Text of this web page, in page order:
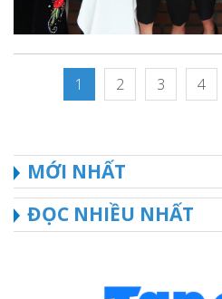
1 2 3 4
MỚI NHẤT
ĐỌC NHIỀU NHẤT